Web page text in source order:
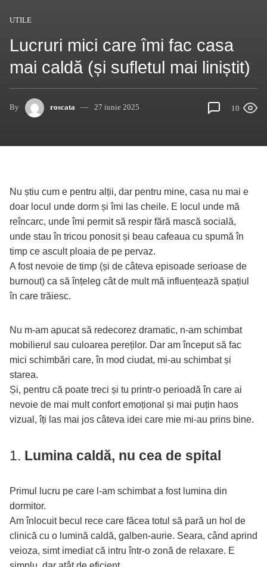
UTILE
Lucruri mici care îmi fac casa
mai caldă (și sufletul mai liniștit)
By roscata 27 iunie 2025 10
Nu știu cum e pentru alții, dar pentru mine, casa nu mai e
doar locul unde dorm și îmi las cheile. E locul unde mă
reîncarc, unde îmi permit să respir fără mască socială,
unde stau în tricou ponosit și beau cafeaua cu spumă în
timp ce ascult ploaia de pe pervaz.
A fost nevoie de timp (și de câteva episoade serioase de
burnout) ca să înțeleg cât de mult mă influențează spațiul
în care trăiesc.
Nu m-am apucat să redecorez dramatic, n-am schimbat
mobilierul sau culoarea pereților. Dar am început să fac
mici schimbări care, în mod ciudat, mi-au schimbat și
starea.
Și, pentru că poate treci și tu printr-o perioadă în care ai
nevoie de mai mult confort emoțional și mai puțin haos
vizual, îți las mai jos câteva idei care mie mi-au prins bine.
1. Lumina caldă, nu cea de spital
Primul lucru pe care l-am schimbat a fost lumina din
dormitor.
Am înlocuit becul rece care făcea totul să pară un hol de
clinică cu o lumină caldă, galben-aurie. Seara, când aprind
veioza, simt imediat că intru într-o zonă de relaxare. E